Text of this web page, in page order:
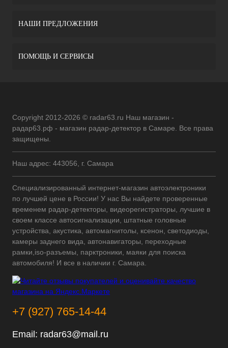
НАШИ ПРЕДЛОЖЕНИЯ
ПОМОЩЬ И СЕРВИСЫ
Copyright 2012-2026 © radar63.ru Наш магазин -
радар63.рф - магазин радар-детектор в Самаре. Все права
защищены.
Наш адрес: 443056, г. Самара
Специализированный интернет-магазин автоэлектроники
по лучшей цене в России! У нас Вы найдете проверенные
временем радар-детекторы, видеорегистраторы, лучшие в
своем классе автосигнализации, штатные головные
устройства, акустика, автомагнитолы, ксенон, светодиоды,
камеры заднего вида, автонавигаторы, переходные
рамки,iso-разъемы, парктроники, маяки для поиска
автомобиля! И все в наличии г. Самара.
+7 (927) 765-14-44
Email: radar63@mail.ru